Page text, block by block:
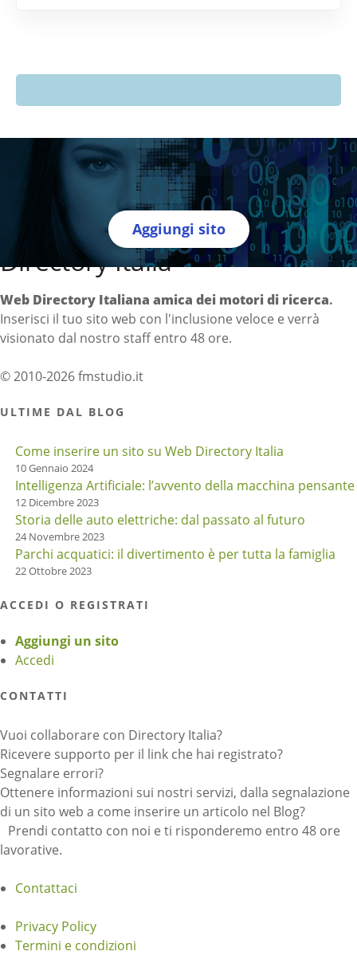
Aggiungi sito
Directory Italia
Web Directory Italiana amica dei motori di ricerca.
Inserisci il tuo sito web con l'inclusione veloce e verrà
visionato dal nostro staff entro 48 ore.
© 2010-2026 fmstudio.it
ULTIME DAL BLOG
Come inserire un sito su Web Directory Italia
10 Gennaio 2024
Intelligenza Artificiale: l’avvento della macchina pensante
12 Dicembre 2023
Storia delle auto elettriche: dal passato al futuro
24 Novembre 2023
Parchi acquatici: il divertimento è per tutta la famiglia
22 Ottobre 2023
ACCEDI O REGISTRATI
Aggiungi un sito
Accedi
CONTATTI
Vuoi collaborare con Directory Italia?
Ricevere supporto per il link che hai registrato?
Segnalare errori?
Ottenere informazioni sui nostri servizi, dalla segnalazione
di un sito web a come inserire un articolo nel Blog?
Prendi contatto con noi e ti risponderemo entro 48 ore
lavorative.
Contattaci
Privacy Policy
Termini e condizioni